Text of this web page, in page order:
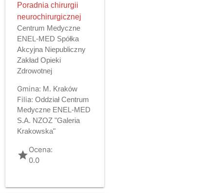
Poradnia chirurgii
neurochirurgicznej
Centrum Medyczne
ENEL-MED Spółka
Akcyjna Niepubliczny
Zakład Opieki
Zdrowotnej
Gmina: M. Kraków
Filia: Oddział Centrum
Medyczne ENEL-MED
S.A. NZOZ "Galeria
Krakowska"
gradeOcena:
0.0